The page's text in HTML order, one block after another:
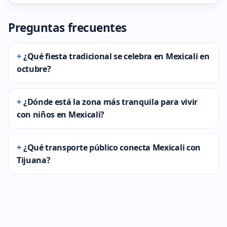
Preguntas frecuentes
¿Qué fiesta tradicional se celebra en Mexicali en
octubre?
¿Dónde está la zona más tranquila para vivir
con niños en Mexicali?
¿Qué transporte público conecta Mexicali con
Tijuana?